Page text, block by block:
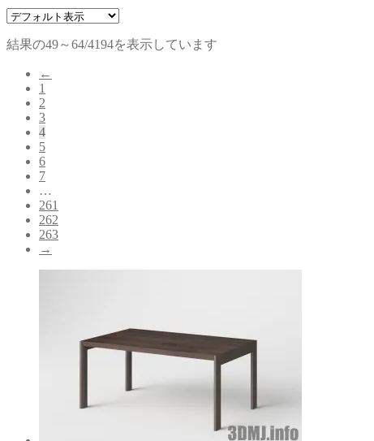
結果の49～64/4194を表示しています
←
1
2
3
4
5
6
7
…
261
262
263
→